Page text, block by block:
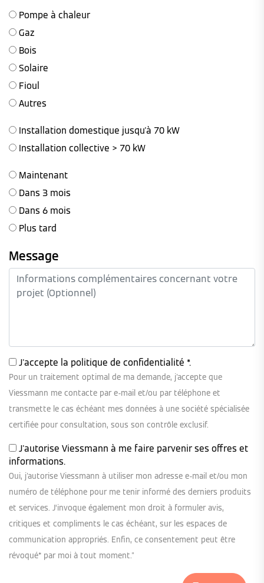
Pompe à chaleur
Gaz
Bois
Solaire
Fioul
Autres
Installation domestique jusqu'à 70 kW
Installation collective > 70 kW
Maintenant
Dans 3 mois
Dans 6 mois
Plus tard
Message
J'accepte la politique de confidentialité *.
Pour un traitement optimal de ma demande, j'accepte que
Viessmann me contacte par e-mail et/ou par téléphone et
transmette le cas échéant mes données à une société spécialisée
certifiée pour consultation, sous son contrôle exclusif.
J'autorise Viessmann à me faire parvenir ses offres et
informations.
Oui, j'autorise Viessmann à utiliser mon adresse e-mail et/ou mon
numéro de téléphone pour me tenir informé des derniers produits
et services. J’invoque également mon droit à formuler avis,
critiques et compliments le cas échéant, sur les espaces de
communication appropriés. Enfin, ce consentement peut être
révoqué* par moi à tout moment."